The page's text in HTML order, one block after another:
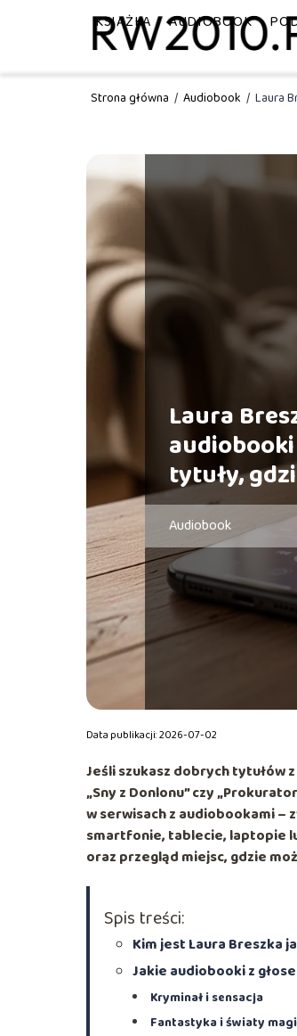
KSIĄŻKA AUDIOBOOK
Strona główna / Audiobook / Laura
Laura
tytuły,
Audiobook
Data publikacji: 2026-07-02
Jeśli szukasz dobrych tytułów
„Sny z Donlonu”czy
w serwisach z audiobookami –
smartfonie, tablecie, laptopie
oraz przegląd miejsc, gdzie
Spis treści:
Kim jest Laura Breszka
Jakie audiobooki z
Kryminał i sensacja
Fantastyka i światy